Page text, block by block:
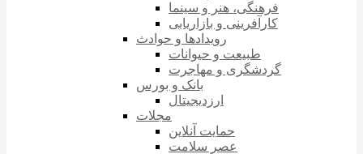
فرهنگی، هنر و سینما
کارآفرینی و بازاریابی
رویدادها و حوادث
طبیعت و حیوانات
گردشگری و مهاجرت
بانک و بورس
ارزدیجیتال
مجلات
حمایت آنلاین
عصر سلامت